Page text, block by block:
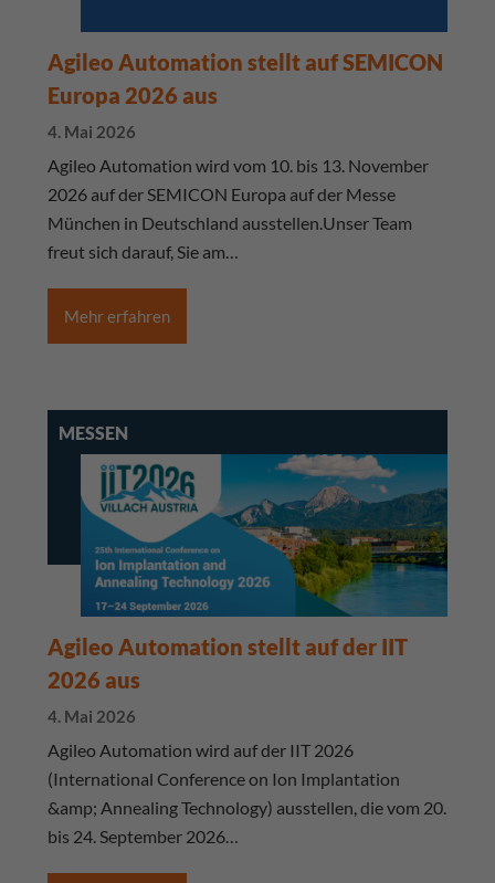
Agileo Automation stellt auf SEMICON
Europa 2026 aus
4. Mai 2026
Agileo Automation wird vom 10. bis 13. November
2026 auf der SEMICON Europa auf der Messe
München in Deutschland ausstellen.Unser Team
freut sich darauf, Sie am…
Mehr erfahren
MESSEN
Agileo Automation stellt auf der IIT
2026 aus
4. Mai 2026
Agileo Automation wird auf der IIT 2026
(International Conference on Ion Implantation
&amp; Annealing Technology) ausstellen, die vom 20.
bis 24. September 2026…